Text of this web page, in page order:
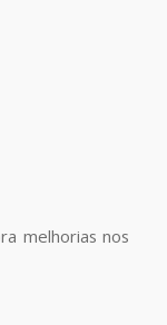
melhorias nos